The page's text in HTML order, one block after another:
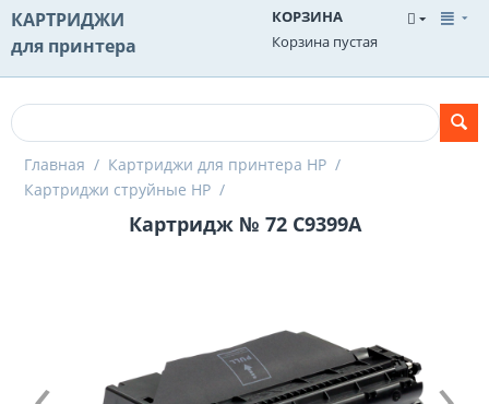
КАРТРИДЖИ
для принтера
КОРЗИНА
Корзина пустая
Главная / Картриджи для принтера HP /
Картриджи струйные HP /
Картридж № 72 C9399A